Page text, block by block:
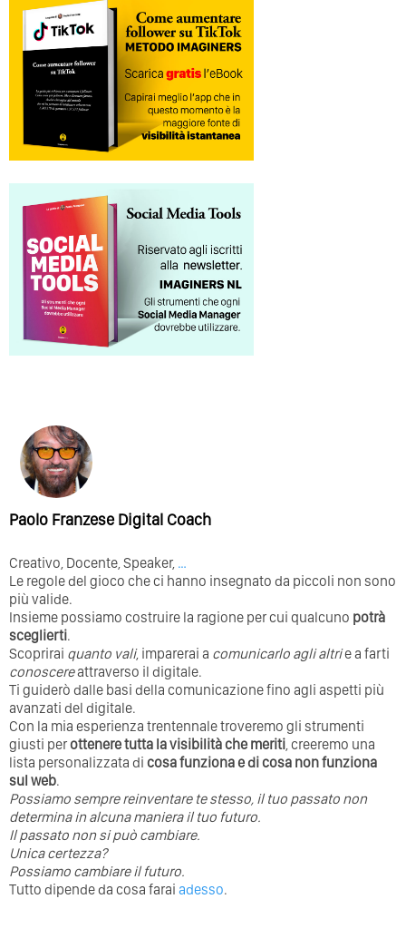
Paolo Franzese Digital Coach
Creativo, Docente, Speaker, …
Le regole del gioco che ci hanno insegnato da piccoli non sono
più valide.
Insieme possiamo costruire la ragione per cui qualcuno potrà
sceglierti.
Scoprirai quanto vali, imparerai a comunicarlo agli altrie a farti
conoscereattraverso il digitale.
Ti guiderò dalle basi della comunicazione fino agli aspetti più
avanzati del digitale.
Con la mia esperienza trentennale troveremo gli strumenti
giusti perottenere tutta la visibilità che meriti, creeremo una
lista personalizzata di cosa funziona e di cosa non funziona
sul web.
Possiamo sempre reinventare te stesso, il tuo passato non
determina in alcuna maniera il tuo futuro. ⁣
⁣Il passato non si può cambiare.
Unica certezza?
Possiamo cambiare il futuro.
Tutto dipende da cosa farai adesso.